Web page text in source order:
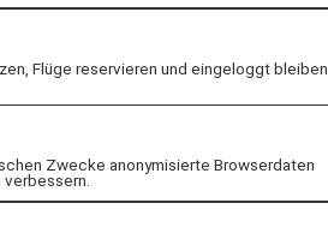
Zur Website!
Flüge reservieren und eingeloggt bleiben
Zwecke anonymisierte Browserdaten